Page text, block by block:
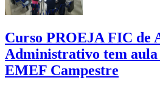
Curso PROEJA FIC de
Administrativo tem
EMEF Campestre